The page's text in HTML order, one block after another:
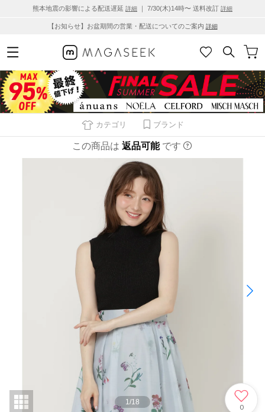
熊本地震の影響による配送遅延 詳細 ｜ 7/30(木)14時〜 送料改訂 詳細
【お知らせ】お盆期間の営業・配送についてのご案内 詳細
カテゴリ ブランド
この商品は 返品可能 です
1 /18
0